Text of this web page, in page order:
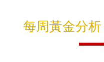
每周黃金分